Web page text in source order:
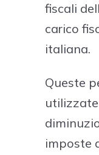
fiscali
carico
italiana.
Queste
imposte